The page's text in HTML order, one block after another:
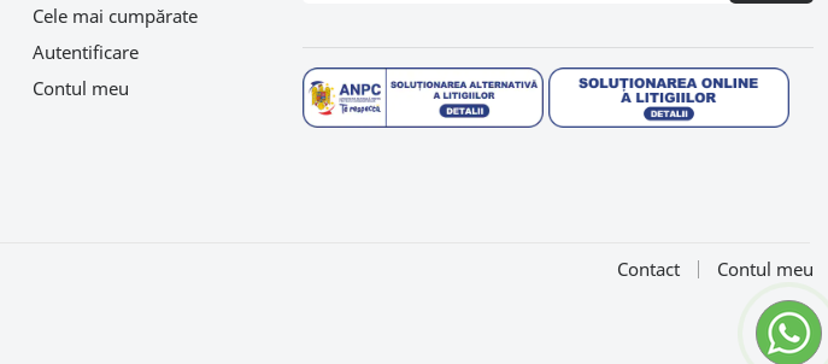
Cele mai cumpărate
Autentificare
Contul meu
Contact Contul meu